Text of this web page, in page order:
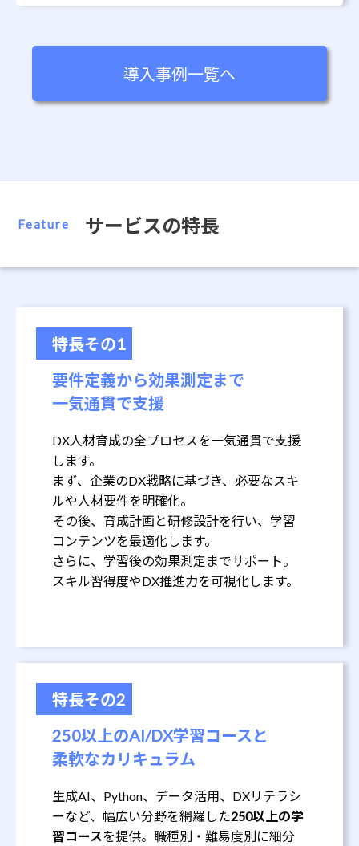
導入事例一覧へ
Feature サービスの特長
特長その1
要件定義から効果測定まで
一気通貫で支援
DX人材育成の全プロセスを一気通貫で支援
します。
まず、企業のDX戦略に基づき、必要なスキ
ルや人材要件を明確化。
その後、育成計画と研修設計を行い、学習
コンテンツを最適化します。
さらに、学習後の効果測定までサポート。
スキル習得度やDX推進力を可視化します。
特長その2
250以上のAI/DX学習コースと
柔軟なカリキュラム
生成AI、Python、データ活用、DXリテラシ
ーなど、幅広い分野を網羅した250以上の学
習コースを提供。職種別・難易度別に細分